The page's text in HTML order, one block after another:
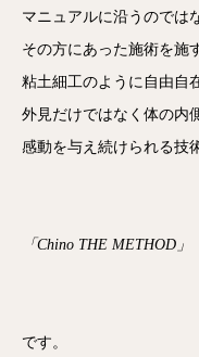
マニュアルに沿うのでは
その方にあった施術を施
粘土細工のように自由自
外見だけではなく体の内
感動を与え続けられる技
「Chino THE METHOD」
です。